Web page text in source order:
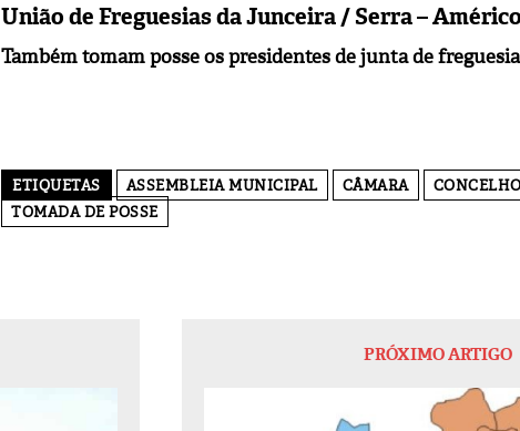
União de Freguesias da Junceira / Serra –
Também tomam posse os presidentes de junta de freguesia
ETIQUETAS ASSEMBLEIA MUNICIPAL CÂMARA
TOMADA DE POSSE
PRÓXIMO ARTIGO